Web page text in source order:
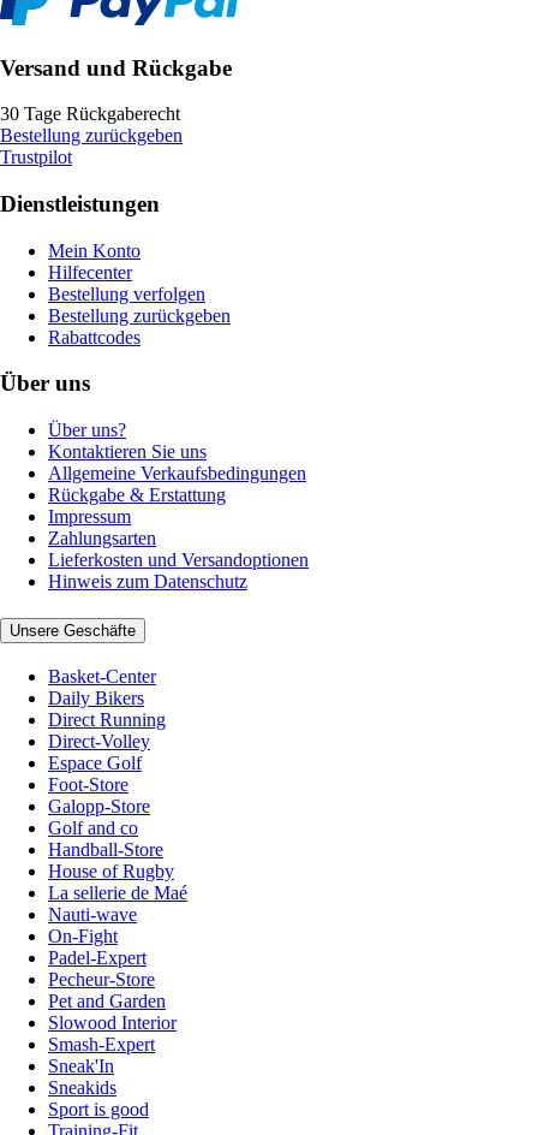
Versand und Rückgabe
30 Tage Rückgaberecht
Bestellung zurückgeben
Trustpilot
Dienstleistungen
Mein Konto
Hilfecenter
Bestellung verfolgen
Bestellung zurückgeben
Rabattcodes
Über uns
Über uns?
Kontaktieren Sie uns
Allgemeine Verkaufsbedingungen
Rückgabe & Erstattung
Impressum
Zahlungsarten
Lieferkosten und Versandoptionen
Hinweis zum Datenschutz
Unsere Geschäfte
Basket-Center
Daily Bikers
Direct Running
Direct-Volley
Espace Golf
Foot-Store
Galopp-Store
Golf and co
Handball-Store
House of Rugby
La sellerie de Maé
Nauti-wave
On-Fight
Padel-Expert
Pecheur-Store
Pet and Garden
Slowood Interior
Smash-Expert
Sneak'In
Sneakids
Sport is good
Training-Fit